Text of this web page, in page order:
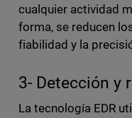
cualquier actividad
forma, se reducen
fiabilidad y la
3- Detección y
La tecnología EDR